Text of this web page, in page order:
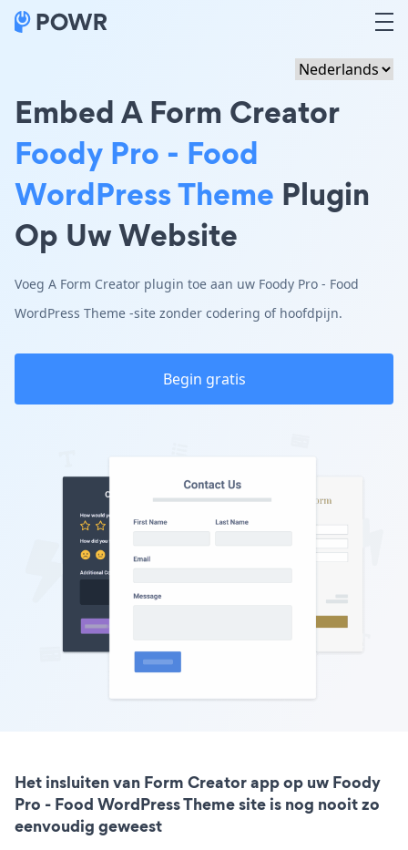
Embed A Form Creator
Foody Pro - Food
WordPress Theme Plugin
Op Uw Website
Voeg A Form Creator plugin toe aan uw Foody Pro - Food
WordPress Theme -site zonder codering of hoofdpijn.
Begin gratis
Het insluiten van Form Creator app op uw Foody
Pro - Food WordPress Theme site is nog nooit zo
eenvoudig geweest